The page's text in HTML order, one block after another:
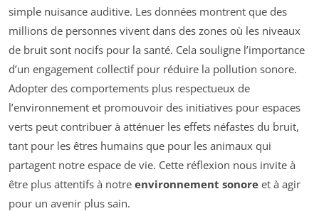
simple nuisance auditive. Les données montrent que des
millions de personnes vivent dans des zones où les niveaux
de bruit sont nocifs pour la santé. Cela souligne l’importance
d’un engagement collectif pour réduire la pollution sonore.
Adopter des comportements plus respectueux de
l’environnement et promouvoir des initiatives pour espaces
verts peut contribuer à atténuer les effets néfastes du bruit,
tant pour les êtres humains que pour les animaux qui
partagent notre espace de vie. Cette réflexion nous invite à
être plus attentifs à notre environnement sonore et à agir
pour un avenir plus sain.